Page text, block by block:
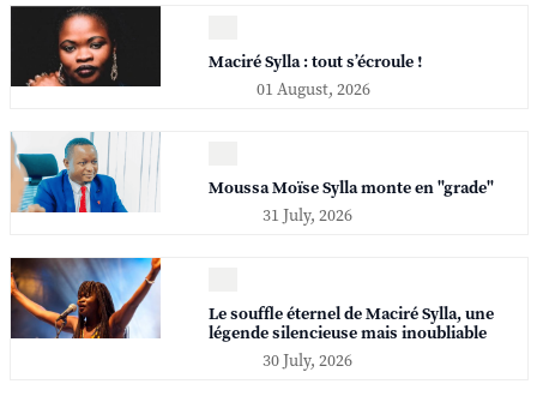
Maciré Sylla : tout s’écroule !
01 August, 2026
Moussa Moïse Sylla monte en "grade"
31 July, 2026
Le souffle éternel de Maciré Sylla, une
légende silencieuse mais inoubliable
30 July, 2026